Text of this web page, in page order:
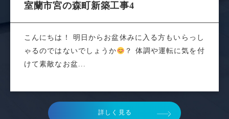
室蘭市宮の森町新築工事4
こんにちは！ 明日からお盆休みに入る方もいらっし
ゃるのではないでしょうか
？ 体調や運転に気を付
けて素敵なお盆...
詳しく見る